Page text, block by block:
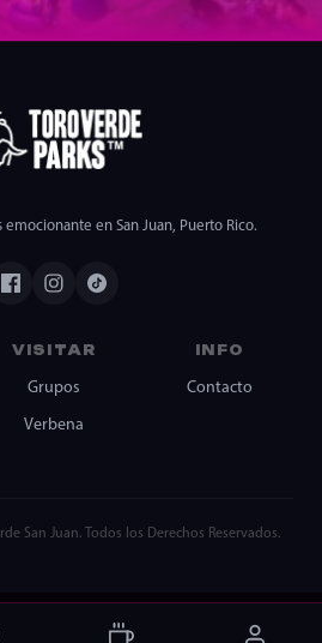
emocionante en San Juan, Puerto Rico.
VISITAR
Grupos
Verbena
INFO
Contacto
San Juan. Todos los Derechos Reservados.